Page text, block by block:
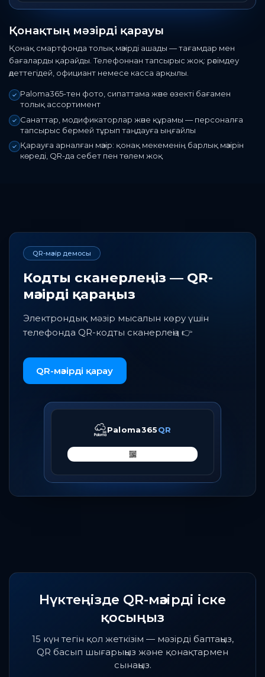
Қонақтың мәзірді қарауы
Қонақ смартфонда толық мәзірді ашады — тағамдар мен
бағаларды қарайды. Телефоннан тапсырыс жоқ: рәсімдеу
әдеттегідей, официант немесе касса арқылы.
Paloma365-тен фото, сипаттама және өзекті бағамен
толық ассортимент
Санаттар, модификаторлар және құрамы — персоналға
тапсырыс бермей тұрып таңдауға ыңғайлы
Қарауға арналған мәзір: қонақ мекеменің барлық мәзірін
көреді, QR-да себет пен төлем жоқ
QR-мәзір демосы
Кодты сканерлеңіз — QR-
мәзірді қараңыз
Электрондық мәзір мысалын көру үшін
телефонда QR-кодты сканерлеңіз 👉
QR-мәзірді қарау
Paloma365QR
Нүктеңізде QR-мәзірді іске
қосыңыз
15 күн тегін қол жеткізім — мәзірді баптаңыз,
QR басып шығарыңыз және қонақтармен
сынаңыз.